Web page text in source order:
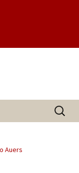
St.
Suchen
nach:
Auers